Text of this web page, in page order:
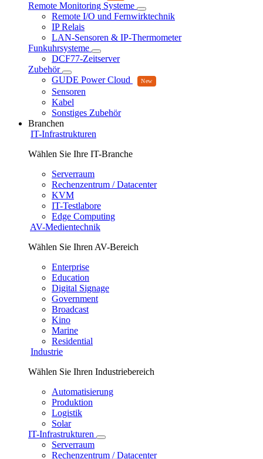
Remote Monitoring Systeme
Remote I/O und Fernwirktechnik
IP Relais
LAN-Sensoren & IP-Thermometer
Funkuhrsysteme
DCF77-Zeitserver
Zubehör
GUDE Power Cloud
Sensoren
Kabel
Sonstiges Zubehör
Branchen
IT-Infrastrukturen
Wählen Sie Ihre IT-Branche
Serverraum
Rechenzentrum / Datacenter
KVM
IT-Testlabore
Edge Computing
AV-Medientechnik
Wählen Sie Ihren AV-Bereich
Enterprise
Education
Digital Signage
Government
Broadcast
Kino
Marine
Residential
Industrie
Wählen Sie Ihren Industriebereich
Automatisierung
Produktion
Logistik
Solar
IT-Infrastrukturen
Serverraum
Rechenzentrum / Datacenter